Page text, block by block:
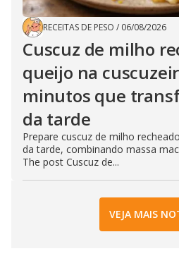
RECEITAS DE PESO / 06/08/2026
Cuscuz de milho
queijo na
minutos que
da tarde
Prepare cuscuz de milho
da tarde, combinando massa
The post Cuscuz de...
VEJA MAIS